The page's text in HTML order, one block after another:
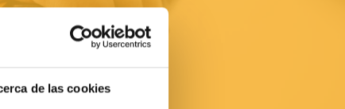
de las cookies